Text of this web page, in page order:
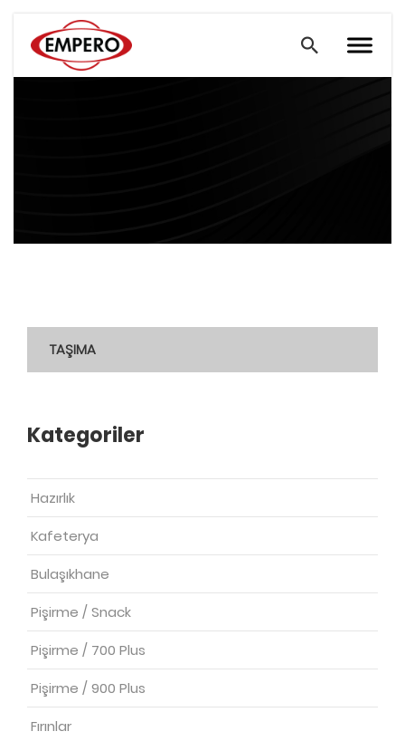
TAŞIMA
Kategoriler
Hazırlık
Kafeterya
Bulaşıkhane
Pişirme / Snack
Pişirme / 700 Plus
Pişirme / 900 Plus
Fırınlar